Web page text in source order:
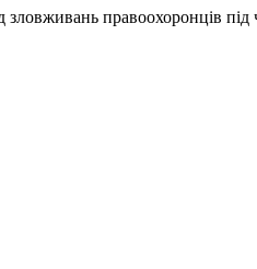
правоохоронців